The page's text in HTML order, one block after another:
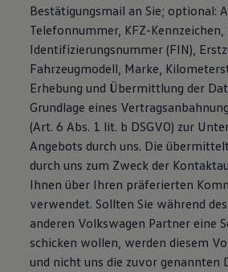
Bestätigungsmail an Sie; optional:
Telefonnummer, KFZ-Kennzeichen,
Identifizierungsnummer (FIN),
Fahrzeugmodell, Marke,
Erhebung und Übermittlung der
Grundlage eines
(Art. 6 Abs. 1 lit. b DSGVO) zur
Angebots durch uns. Die
durch uns zum Zweck der
Ihnen über Ihren präferierten
verwendet. Sollten Sie während
anderen Volkswagen Partner eine
schicken wollen, werden diesem
und nicht uns die zuvor genannten